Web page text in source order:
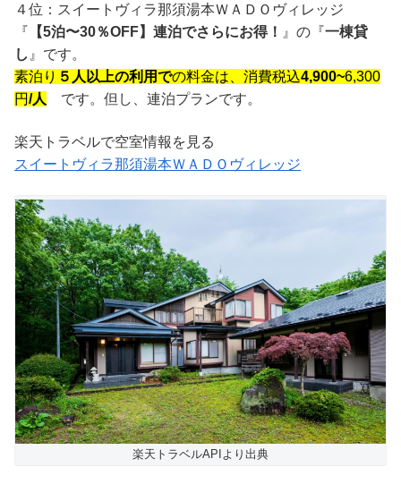
４位：スイートヴィラ那須湯本ＷＡＤＯヴィレッジ
『 【5泊〜30％OFF】連泊でさらにお得！ 』の『一棟貸
し 』です。
素泊り ５人以上の利用での料金は、消費税込4,900~6,300
円/人 です。但し、連泊プランです。
楽天トラベルで空室情報を見る
スイートヴィラ那須湯本ＷＡＤＯヴィレッジ
楽天トラベルAPIより出典